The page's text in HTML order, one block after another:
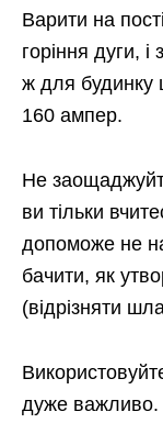
Варити на
горіння дуги, і
ж для будинку
160 ампер.
Не
ви тільки
допоможе не
бачити, як
(відрізняти
дуже